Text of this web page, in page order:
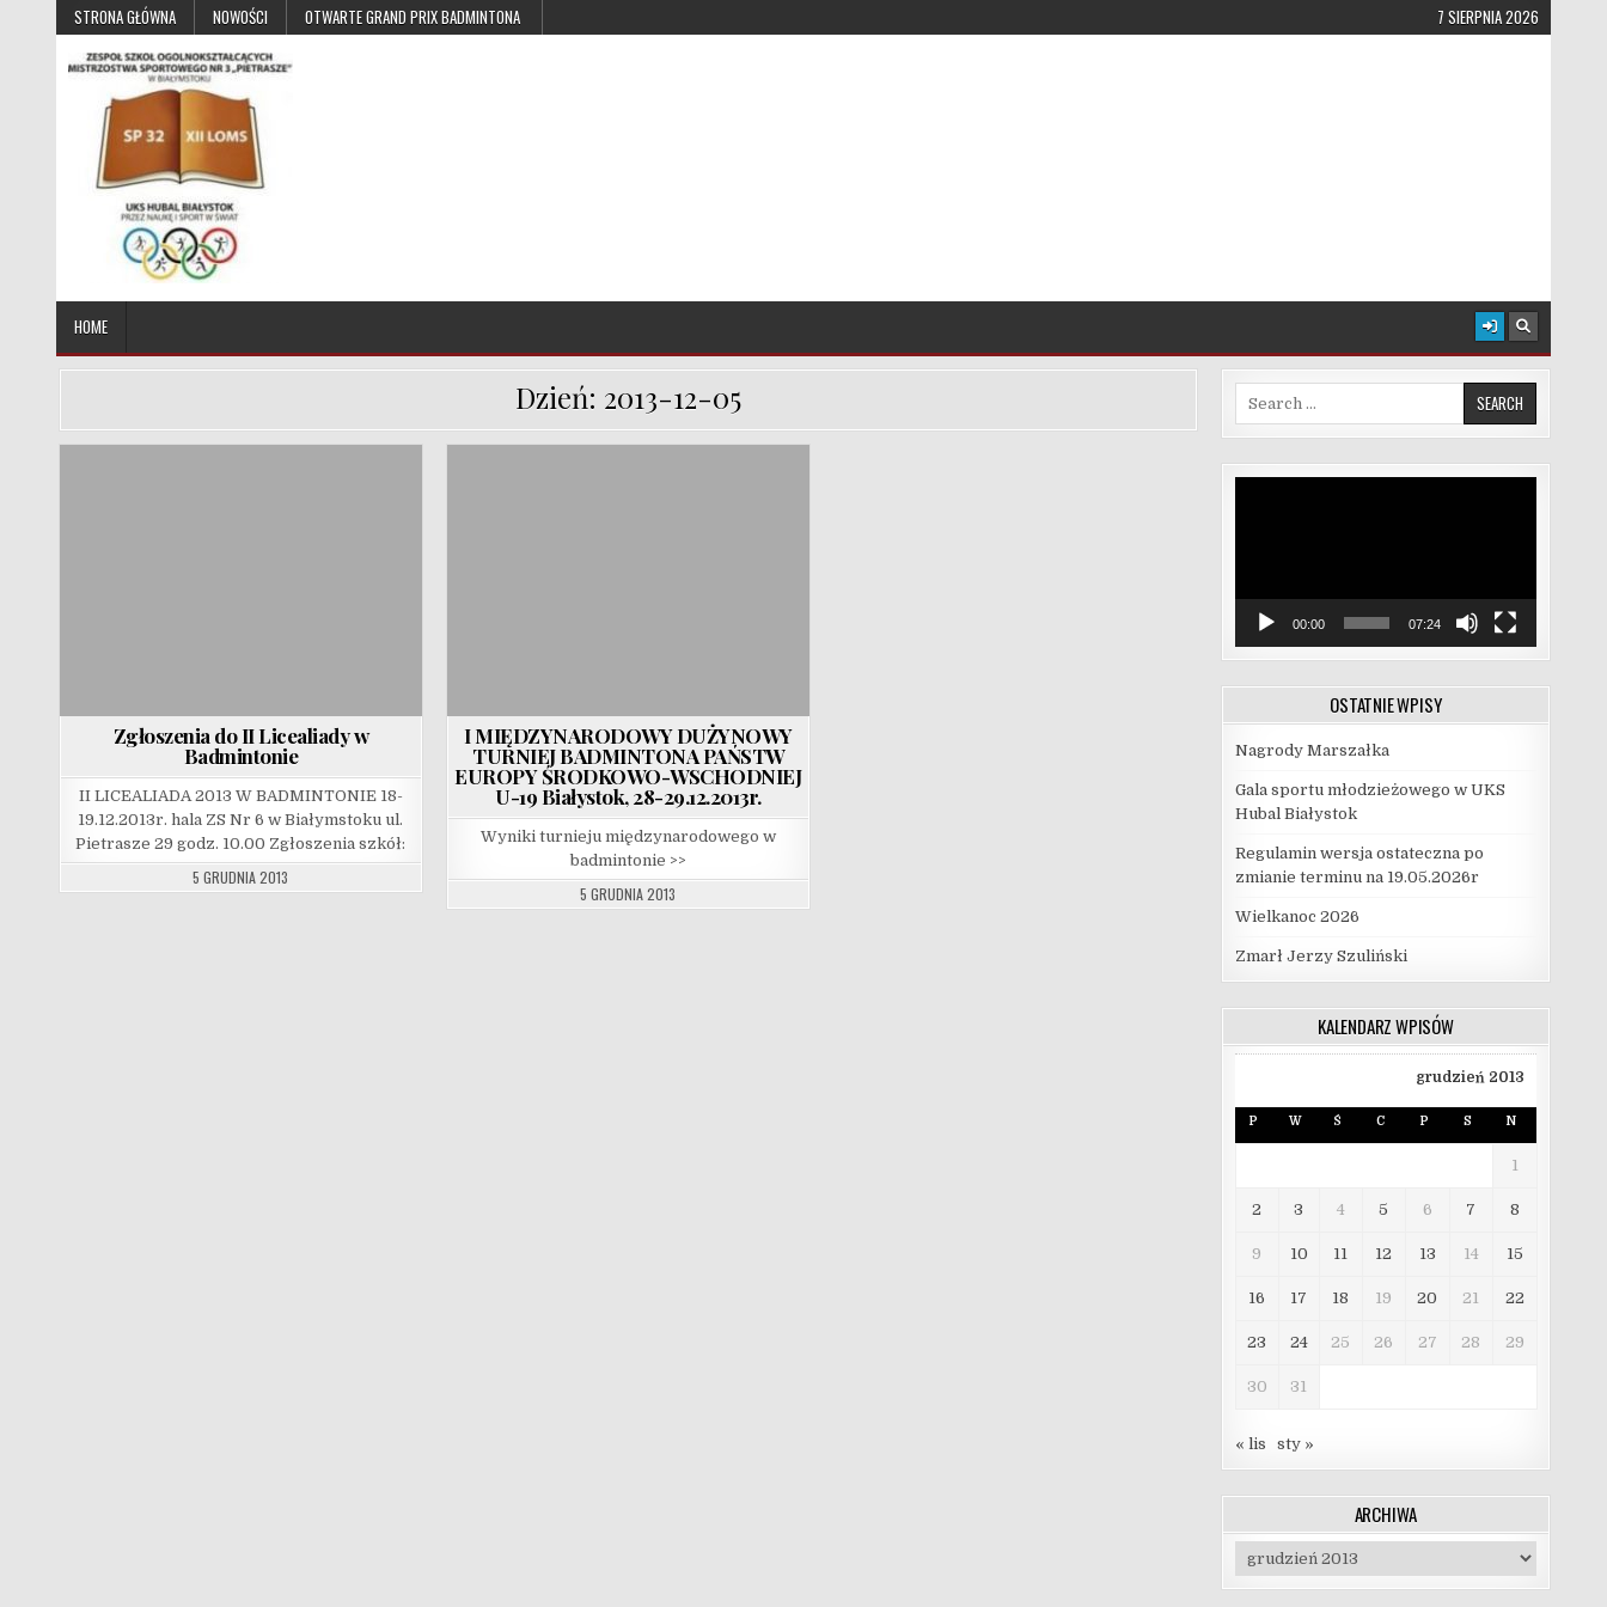
Skip to contentSTRONA GŁÓWNA NOWOŚCI OTWARTE GRAND PRIX BADMINTONA 7 SIERPNIA 2026
UKS Hubal Białystok
HOME
Dzień: 2013-12-05
Zgłoszenia do II Licealiady w
Badmintonie
II LICEALIADA 2013 W BADMINTONIE 18-
19.12.2013r. hala ZS Nr 6 w Białymstoku ul.
Pietrasze 29 godz. 10.00 Zgłoszenia szkół:
5 GRUDNIA 2013
I MIĘDZYNARODOWY DUŻYNOWY
TURNIEJ BADMINTONA PAŃSTW
EUROPY ŚRODKOWO-WSCHODNIEJ
U-19 Białystok, 28-29.12.2013r.
Wyniki turnieju międzynarodowego w
badmintonie >>
5 GRUDNIA 2013
Search for:
00:00 07:24
OSTATNIE WPISY
Nagrody Marszałka
Gala sportu młodzieżowego w UKS
Hubal Białystok
Regulamin wersja ostateczna po
zmianie terminu na 19.05.2026r
Wielkanoc 2026
Zmarł Jerzy Szuliński
KALENDARZ WPISÓW
grudzień 2013
P W Ś C P S N
1
2 3 4 5 6 7 8
9 10 11 12 13 14 15
16 17 18 19 20 21 22
23 24 25 26 27 28 29
30 31
« lis sty »
ARCHIWA
Archiwa